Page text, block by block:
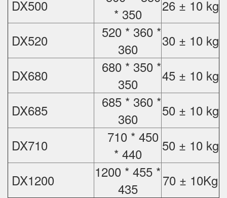
DX500
* 350
26 ± 10 kg
DX520
520 * 360 *
360
30 ± 10 kg
DX680
680 * 350 *
350
45 ± 10 kg
DX685
685 * 360 *
360
50 ± 10 kg
DX710
710 * 450
* 440
50 ± 10 kg
DX1200
1200 * 455 *
435
70 ± 10Kg